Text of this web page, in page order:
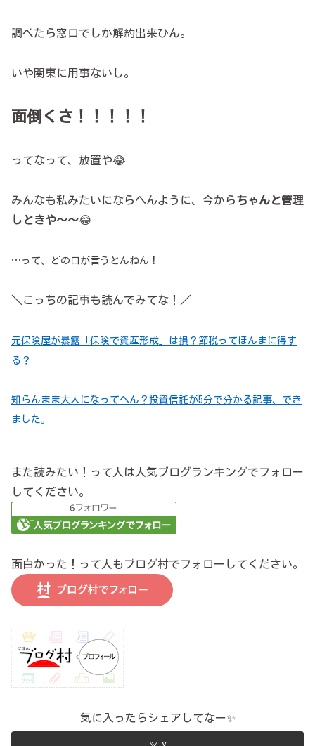
調べたら窓口でしか解約出来ひん。
いや関東に用事ないし。
面倒くさ！！！！！
ってなって、放置や😂
みんなも私みたいにならへんように、今からちゃんと管理
しときや～～😂
…って、どの口が言うとんねん！
＼こっちの記事も読んでみてな！／
元保険屋が暴露「保険で資産形成」は損？節税ってほんまに得す
る？
知らんまま大人になってへん？投資信託が5分で分かる記事、でき
ました。
また読みたい！って人は人気ブログランキングでフォロー
してください。
面白かった！って人もブログ村でフォローしてください。
気に入ったらシェアしてなー✨